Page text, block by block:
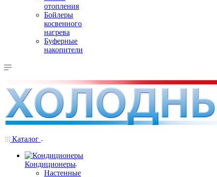
отопления
Бойлеры
косвенного
нагрева
Буферные
накопители
Каталог
Кондиционеры
Настенные